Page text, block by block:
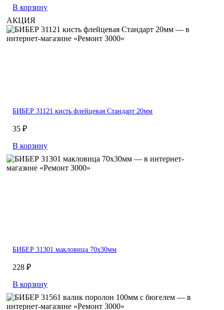
В корзину
АКЦИЯ
БИБЕР 31121 кисть флейцевая Стандарт 20мм
35 ₽
В корзину
БИБЕР 31301 макловица 70х30мм
228 ₽
В корзину